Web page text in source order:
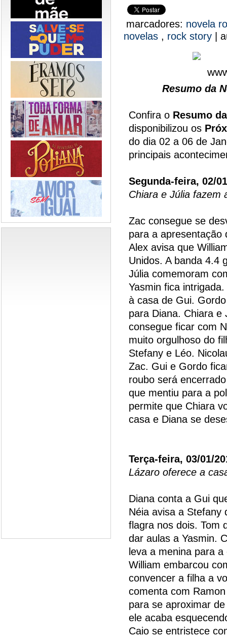
marcadores: novela
novelas , rock story |
Resumo da
Confira o Resumo
disponibilizou os
do dia 02 a 06 de
principais
Segunda-feira, 02/
Chiara e Júlia fazem
Zac consegue se
para a apresentação
Alex avisa que
Unidos. A banda 4.4
Júlia comemoram
Yasmin fica
à casa de Gui.
para Diana. Chiara e
consegue ficar com
muito orgulhoso do
Stefany e Léo.
Zac. Gui e Gordo
roubo será
que mentiu para a
permite que Chiara
casa e Diana se
Terça-feira, 03/01/
Lázaro oferece a
Diana conta a Gui
Néia avisa a Stefany
flagra nos dois. Tom
dar aulas a Yasmin.
leva a menina para
William embarcou
convencer a filha a
comenta com
para se aproximar
ele acaba
Caio se entristece